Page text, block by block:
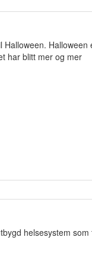
Halloween. Halloween
har blitt mer og mer
helsesystem som